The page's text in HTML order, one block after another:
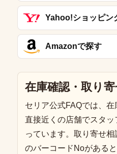
Yahoo!ショッピン
Amazonで探す
在庫確認・取り
セリア公式FAQでは、在
直接近くの店舗でスタ
っています。取り寄せ
のバーコードNoがある